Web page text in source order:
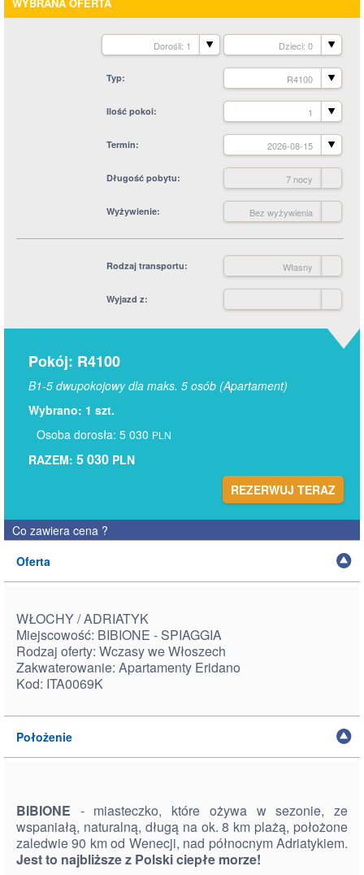
Dorośli: 1 Dzieci: 0
Typ R4100
Ilość pokoi 1
Termin 2026-08-15
Długość pobytu 7 nocy
Wyżywienie Bez wyżywienia
Rodzaj transportu Własny
Wyjazd z
Pokój: R4100
B1-5 dwupokojowy dla maks. 5 osób (Apartament)
Wybrano: 1 szt.
Osoba dorosła: 5 030 PLN
RAZEM: 5 030 PLN
REZERWUJ TERAZ
Co zawiera cena ?
Oferta
WŁOCHY / ADRIATYK
Miejscowość: BIBIONE - SPIAGGIA
Rodzaj oferty: Wczasy we Włoszech
Zakwaterowanie: Apartamenty Eridano
Kod: ITA0069K
Położenie
BIBIONE - miasteczko, które ożywa w sezonie, ze
wspaniałą, naturalną, długą na ok. 8 km plażą, położone
zaledwie 90 km od Wenecji, nad północnym Adriatykiem.
Jest to najbliższe z Polski ciepłe morze!